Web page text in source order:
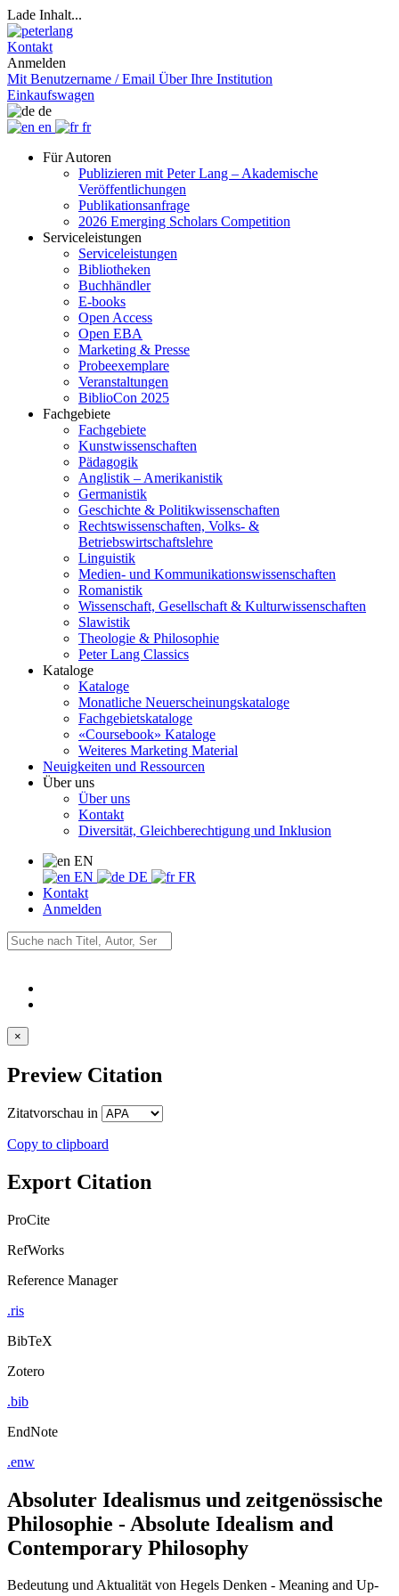
Lade Inhalt...
Kontakt
Anmelden
Mit Benutzername / Email Über Ihre Institution
Einkaufswagen
de
en
fr
Für Autoren
Publizieren mit Peter Lang – Akademische
Veröffentlichungen
Publikationsanfrage
2026 Emerging Scholars Competition
Serviceleistungen
Serviceleistungen
Bibliotheken
Buchhändler
E-books
Open Access
Open EBA
Marketing & Presse
Probeexemplare
Veranstaltungen
BiblioCon 2025
Fachgebiete
Fachgebiete
Kunstwissenschaften
Pädagogik
Anglistik – Amerikanistik
Germanistik
Geschichte & Politikwissenschaften
Rechtswissenschaften, Volks- &
Betriebswirtschaftslehre
Linguistik
Medien- und Kommunikationswissenschaften
Romanistik
Wissenschaft, Gesellschaft & Kulturwissenschaften
Slawistik
Theologie & Philosophie
Peter Lang Classics
Kataloge
Kataloge
Monatliche Neuerscheinungskataloge
Fachgebietskataloge
«Coursebook» Kataloge
Weiteres Marketing Material
Neuigkeiten und Ressourcen
Über uns
Über uns
Kontakt
Diversität, Gleichberechtigung und Inklusion
EN
EN
DE
FR
Kontakt
Anmelden
×
Preview Citation
Zitatvorschau in
Copy to clipboard
Export Citation
ProCite
RefWorks
Reference Manager
.ris
BibTeX
Zotero
.bib
EndNote
.enw
Absoluter Idealismus und zeitgenössische
Philosophie - Absolute Idealism and
Contemporary Philosophy
Bedeutung und Aktualität von Hegels Denken - Meaning and Up-